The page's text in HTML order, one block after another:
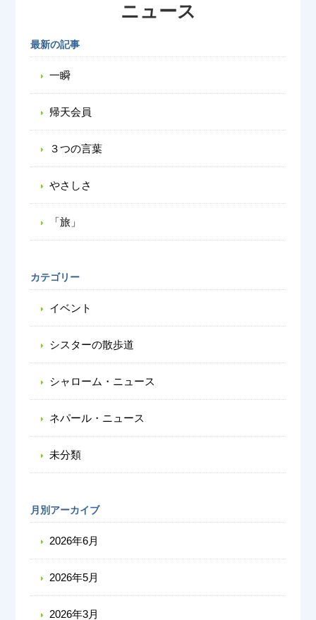
ニュース
最新の記事
一瞬
帰天会員
３つの言葉
やさしさ
「旅」
カテゴリー
イベント
シスターの散歩道
シャローム・ニュース
ネパール・ニュース
未分類
月別アーカイブ
2026年6月
2026年5月
2026年3月